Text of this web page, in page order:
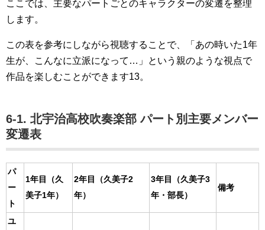
ここでは、主要なパートごとのキャラクターの変遷を整理
します。
この表を参考にしながら視聴することで、「あの時いた1年
生が、こんなに立派になって…」という親のような視点で
作品を楽しむことができます13。
6-1. 北宇治高校吹奏楽部 パート別主要メンバー
変遷表
パ
ー
ト
1年目（久
美子1年）
2年目（久美子2
年）
3年目（久美子3
年・部長）
備考
ユ